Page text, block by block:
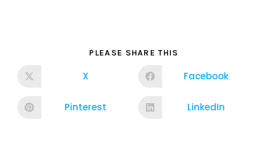
PLEASE SHARE THIS
X Facebook
Pinterest LinkedIn